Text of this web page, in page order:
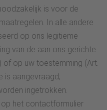
is voor de
In alle andere
op ons legitieme
van de aan ons gerichte
of op uw toestemming (Art.
is aangevraagd;
ingetrokken.
het contactformulier